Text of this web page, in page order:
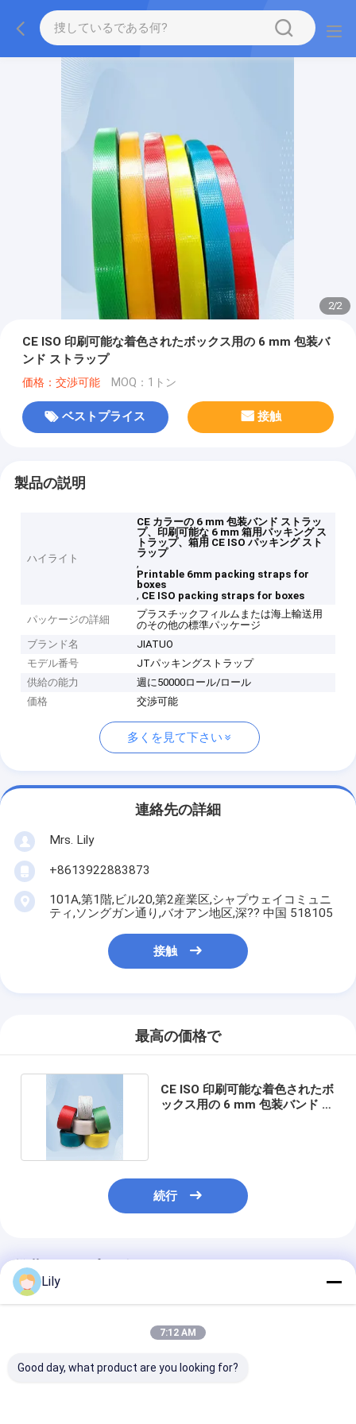
2/2
CE ISO 印刷可能な着色されたボックス用の 6 mm 包装バ
ンド ストラップ
価格：交渉可能 MOQ：1トン
ベストプライス 接触
製品の説明
ハイライト
CE カラーの 6 mm 包装バンド ストラッ
プ、印刷可能な 6 mm 箱用パッキング ス
トラップ、箱用 CE ISO パッキング スト
ラップ
,
Printable 6mm packing straps for
boxes
, CE ISO packing straps for boxes
パッケージの詳細
プラスチックフィルムまたは海上輸送用
のその他の標準パッケージ
ブランド名
JIATUO
モデル番号
JTパッキングストラップ
供給の能力
週に50000ロール/ロール
価格
交渉可能
多くを見て下さい
連絡先の詳細
Mrs. Lily
+8613922883873
101A,第1階,ビル20,第2産業区,シャプウェイコミュニ
ティ,ソングガン通り,バオアン地区,深?? 中国 518105
接触
最高の価格で
CE ISO 印刷可能な着色されたボ
ックス用の 6 mm 包装バンド ス
続行
推薦されたプロダクト
Lily
7:12 AM
Good day, what product are you looking for?